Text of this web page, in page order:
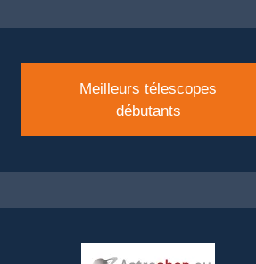
Meilleurs télescopes
débutants